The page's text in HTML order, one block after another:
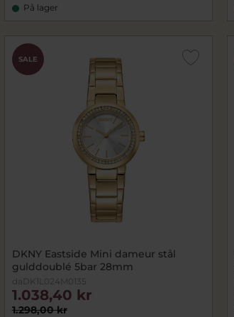
På lager
SALE
DKNY Eastside Mini dameur stål
gulddoublé 5bar 28mm
daDK1L024M0135
1.298,00 kr
1.038,40 kr